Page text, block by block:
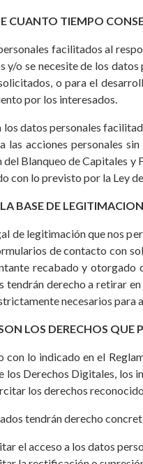
CUANTO TIEMPO
facilitados al
y/o se necesite de los
o para el
por los interesados.
los datos personales
las acciones personales
del Blanqueo de Capitales y
con lo previsto por la Ley
LA BASE DE
de legitimación que nos
de contacto con
recabado y otorgado
tendrán derecho a retirar
necesarios
LOS DERECHOS QUE
con lo indicado en el
los Derechos Digitales, los
los derechos
tendrán derecho
el acceso a los datos